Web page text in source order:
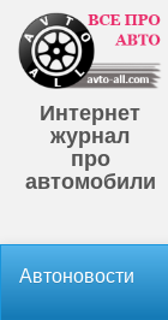
Интернет
журнал
про
автомобили
Автоновости